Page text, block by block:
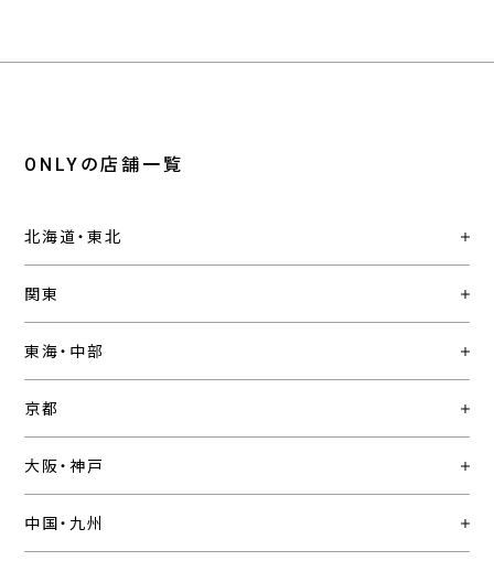
ONLYの店舗一覧
北海道・東北
関東
東海・中部
京都
大阪・神戸
中国・九州